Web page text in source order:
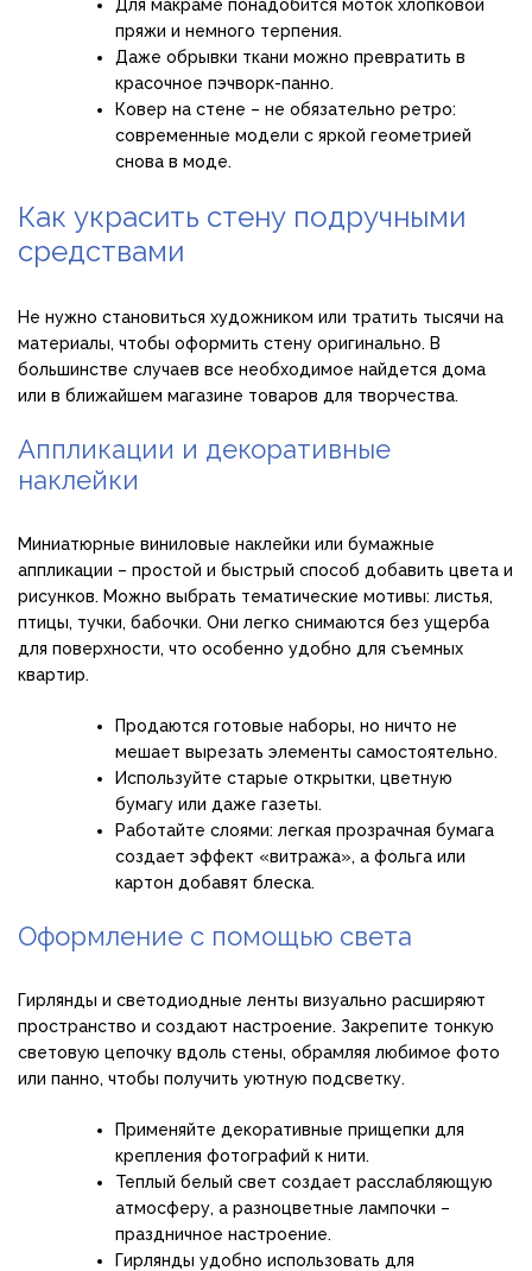
Для макраме понадобится моток хлопковой
пряжи и немного терпения.
Даже обрывки ткани можно превратить в
красочное пэчворк-панно.
Ковер на стене – не обязательно ретро:
современные модели с яркой геометрией
снова в моде.
Как украсить стену подручными
средствами
Не нужно становиться художником или тратить тысячи на
материалы, чтобы оформить стену оригинально. В
большинстве случаев все необходимое найдется дома
или в ближайшем магазине товаров для творчества.
Аппликации и декоративные
наклейки
Миниатюрные виниловые наклейки или бумажные
аппликации – простой и быстрый способ добавить цвета и
рисунков. Можно выбрать тематические мотивы: листья,
птицы, тучки, бабочки. Они легко снимаются без ущерба
для поверхности, что особенно удобно для съемных
квартир.
Продаются готовые наборы, но ничто не
мешает вырезать элементы самостоятельно.
Используйте старые открытки, цветную
бумагу или даже газеты.
Работайте слоями: легкая прозрачная бумага
создает эффект «витража», а фольга или
картон добавят блеска.
Оформление с помощью света
Гирлянды и светодиодные ленты визуально расширяют
пространство и создают настроение. Закрепите тонкую
световую цепочку вдоль стены, обрамляя любимое фото
или панно, чтобы получить уютную подсветку.
Применяйте декоративные прищепки для
крепления фотографий к нити.
Теплый белый свет создает расслабляющую
атмосферу, а разноцветные лампочки –
праздничное настроение.
Гирлянды удобно использовать для